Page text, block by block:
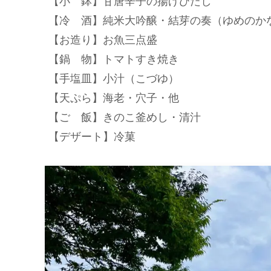
【冷 酒】純米大吟醸・結芽の奏（ゆめのか
【お造り】お魚三点盛
【鍋 物】トマトすき焼き
【手塩皿】小汁（こづゆ）
【天ぷら】海老・穴子・他
【ご 飯】きのこ釜めし・清汁
【デザート】冷菓